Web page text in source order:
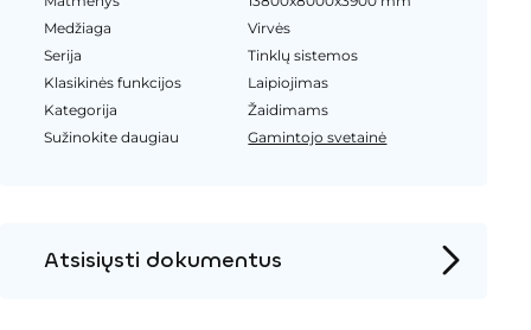
Medžiaga
Virvės
Serija
Tinklų sistemos
Klasikinės funkcijos
Laipiojimas
Kategorija
Žaidimams
Sužinokite daugiau
Gamintojo svetainė
Atsisiųsti dokumentus